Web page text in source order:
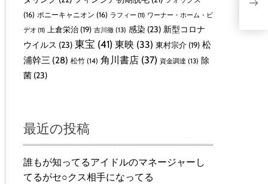
(16) ポニーキャニオン (16) ラフィー (11) ワーナー・ホーム・ビ
デオ (11) 上倉栄治 (19) 吉川徹 (13) 感染 (23) 新型コロナ
ウイルス (23) 東宝 (41) 東映 (33) 東村宗介 (19) 松
浦幹三 (28) 松竹 (14) 角川書店 (37) 資金調達 (13) 除
菌 (23)
最近の投稿
誰もが知ってるアイドルのマネージャーし
てるがセ○クス相手になってる